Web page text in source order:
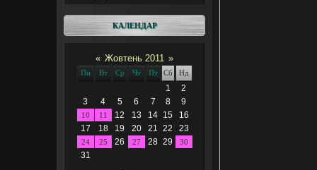
КАЛЕНДАР
« Жовтень 2011 »
Пн Вт Ср Чт Пт Сб Нд
1
2
3
4 5 6 7 8 9
10 11 12 13 14 15
16
17
18 19 20 21 22 23
24 25 26 27 28 29 30
31